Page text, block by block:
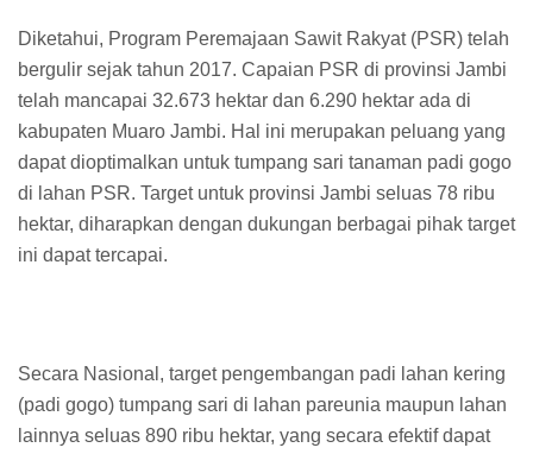
Diketahui, Program Peremajaan Sawit Rakyat (PSR) telah
bergulir sejak tahun 2017. Capaian PSR di provinsi Jambi
telah mancapai 32.673 hektar dan 6.290 hektar ada di
kabupaten Muaro Jambi. Hal ini merupakan peluang yang
dapat dioptimalkan untuk tumpang sari tanaman padi gogo
di lahan PSR. Target untuk provinsi Jambi seluas 78 ribu
hektar, diharapkan dengan dukungan berbagai pihak target
ini dapat tercapai.
Secara Nasional, target pengembangan padi lahan kering
(padi gogo) tumpang sari di lahan pareunia maupun lahan
lainnya seluas 890 ribu hektar, yang secara efektif dapat